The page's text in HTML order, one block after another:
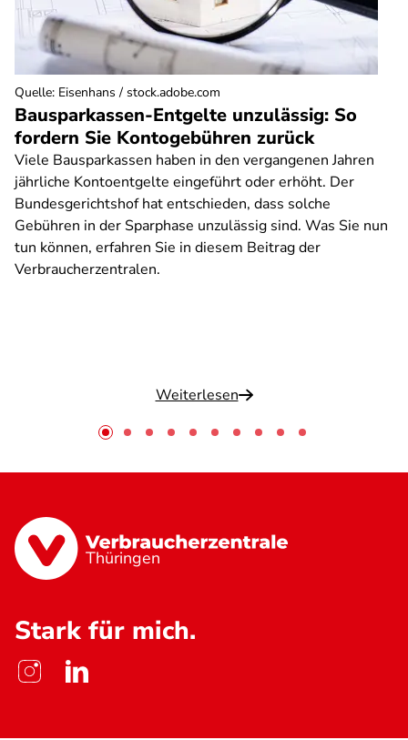
Bausparkassen-Entgelte unzulässig: So
fordern Sie Kontogebühren zurück
Viele Bausparkassen haben in den vergangenen Jahren
jährliche Kontoentgelte eingeführt oder erhöht. Der
Bundesgerichtshof hat entschieden, dass solche
Gebühren in der Sparphase unzulässig sind. Was Sie nun
tun können, erfahren Sie in diesem Beitrag der
Verbraucherzentralen.
Weiterlesen
Quelle: Eisenhans / stock.adobe.com
Thüringen
Stark für mich.